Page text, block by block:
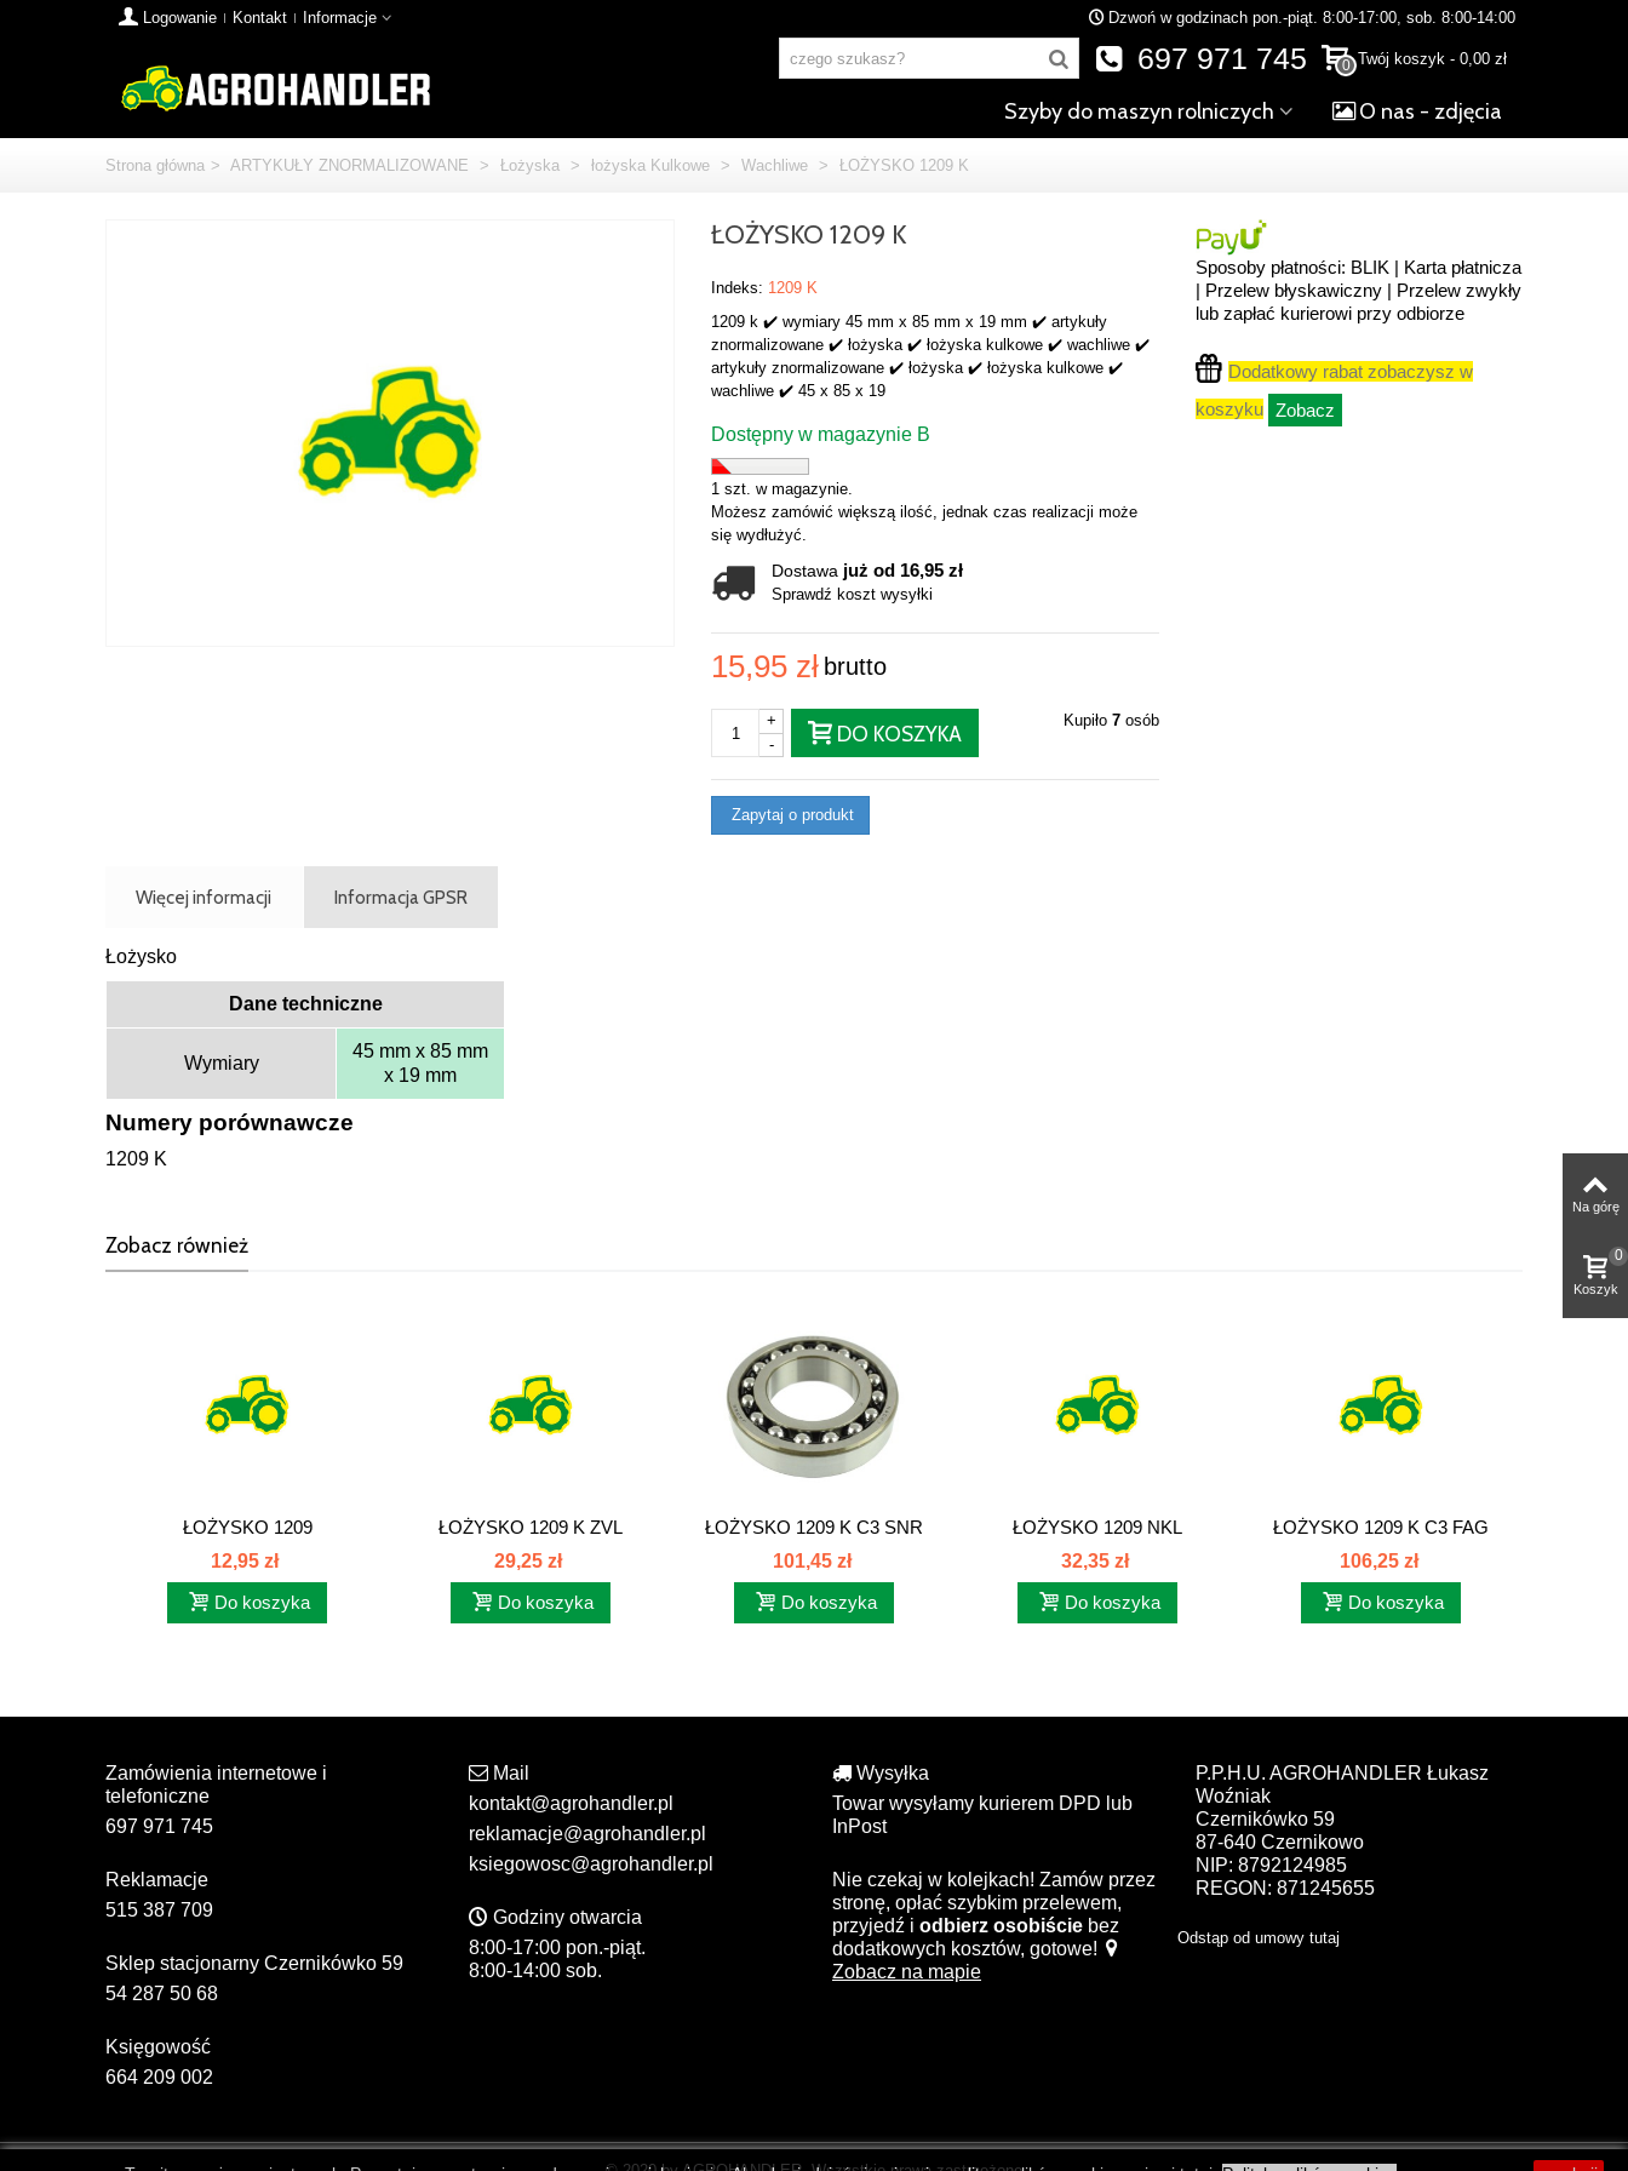
Logowanie Kontakt Informacje Dzwoń w godzinach pon.-piąt. 8:00-17:00, sob. 8:00-14:00
0 Twój koszyk - 0,00 zł
697 971 745
Szyby do maszyn rolniczych O nas - zdjęcia
Strona główna > ARTYKUŁY ZNORMALIZOWANE > Łożyska > łożyska Kulkowe > Wachliwe > ŁOŻYSKO 1209 K
ŁOŻYSKO 1209 K
Indeks: 1209 K
1209 k ✔️ wymiary 45 mm x 85 mm x 19 mm ✔️ artykuły
znormalizowane ✔️ łożyska ✔️ łożyska kulkowe ✔️ wachliwe ✔️
artykuły znormalizowane ✔️ łożyska ✔️ łożyska kulkowe ✔️
wachliwe ✔️ 45 x 85 x 19
Dostępny w magazynie B
1 szt. w magazynie.
Możesz zamówić większą ilość, jednak czas realizacji może
się wydłużyć.
Dostawa już od 16,95 zł
Sprawdź koszt wysyłki
15,95 zł brutto
-
+
DO KOSZYKA
Kupiło 7osób
Zapytaj o produkt
Sposoby płatności: BLIK | Karta płatnicza
| Przelew błyskawiczny | Przelew zwykły
lub zapłać kurierowi przy odbiorze
Dodatkowy rabat zobaczysz w
koszyku Zobacz
Więcej informacji Informacja GPSR
Łożysko
Dane techniczne
Wymiary
45 mm x 85 mm
x 19 mm
Numery porównawcze
1209 K
Zobacz również
ŁOŻYSKO 1209
12,95 zł
Do koszyka
ŁOŻYSKO 1209 K ZVL
29,25 zł
Do koszyka
ŁOŻYSKO 1209 K C3 SNR
239011...
101,45 zł
Do koszyka
ŁOŻYSKO 1209 NKL
32,35 zł
Do koszyka
ŁOŻYSKO 1209 K C3 FAG
1209K...
106,25 zł
Do koszyka
Zamówienia internetowe i
telefoniczne
697 971 745
Reklamacje
515 387 709
Sklep stacjonarny Czernikówko 59
54 287 50 68
Księgowość
664 209 002
Mail
kontakt@agrohandler.pl
reklamacje@agrohandler.pl
ksiegowosc@agrohandler.pl
Godziny otwarcia
8:00-17:00 pon.-piąt.
8:00-14:00 sob.
Wysyłka
Towar wysyłamy kurierem DPD lub
InPost
Nie czekaj w kolejkach! Zamów przez
stronę, opłać szybkim przelewem,
przyjedź i odbierz osobiście bez
dodatkowych kosztów, gotowe!
Zobacz na mapie
P.P.H.U. AGROHANDLER Łukasz
Woźniak
Czernikówko 59
87-640 Czernikowo
NIP: 8792124985
REGON: 871245655
Odstąp od umowy tutaj
Na górę
Koszyk
0